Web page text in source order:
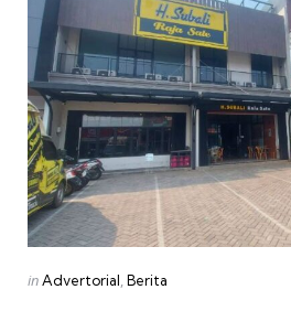
Categories
Posted
inAdvertorial Berita